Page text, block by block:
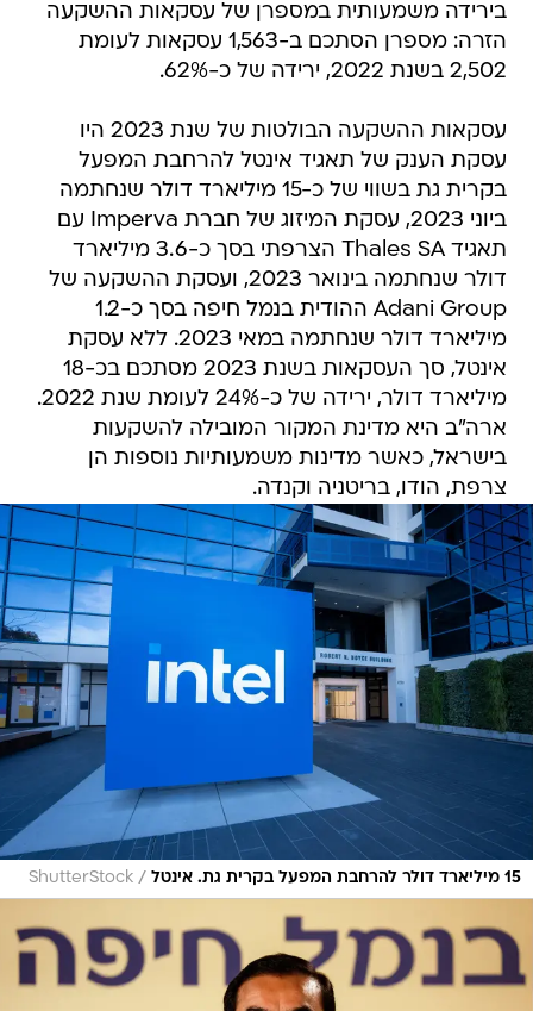
בירידה משמעותית במספרן של עסקאות ההשקעה
הזרה: מספרן הסתכם ב-1,563 עסקאות לעומת
2,502 בשנת 2022, ירידה של כ-62%.
עסקאות ההשקעה הבולטות של שנת 2023 היו
עסקת הענק של תאגיד אינטל להרחבת המפעל
בקרית גת בשווי של כ-15 מיליארד דולר שנחתמה
ביוני 2023, עסקת המיזוג של חברת Imperva עם
תאגיד Thales SA הצרפתי בסך כ-3.6 מיליארד
דולר שנחתמה בינואר 2023, ועסקת ההשקעה של
Adani Group ההודית בנמל חיפה בסך כ-1.2
מיליארד דולר שנחתמה במאי 2023. ללא עסקת
אינטל, סך העסקאות בשנת 2023 מסתכם בכ-18
מיליארד דולר, ירידה של כ-24% לעומת שנת 2022.
ארה"ב היא מדינת המקור המובילה להשקעות
בישראל, כאשר מדינות משמעותיות נוספות הן
צרפת, הודו, בריטניה וקנדה.
15 מיליארד דולר להרחבת המפעל בקרית גת. אינטל /
ShutterStock